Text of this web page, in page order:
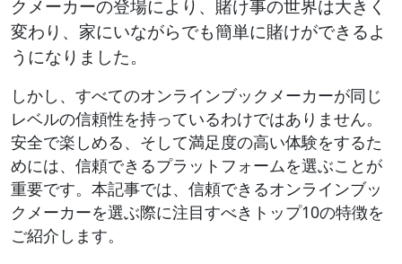
クメーカーの登場により、賭け事の世界は大きく
変わり、家にいながらでも簡単に賭けができるよ
うになりました。
しかし、すべてのオンラインブックメーカーが同じ
レベルの信頼性を持っているわけではありません。
安全で楽しめる、そして満足度の高い体験をするた
めには、信頼できるプラットフォームを選ぶことが
重要です。本記事では、信頼できるオンラインブッ
クメーカーを選ぶ際に注目すべきトップ10の特徴を
ご紹介します。